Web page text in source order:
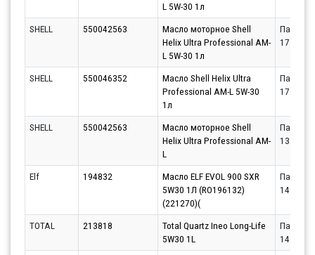
L 5W-30 1л
SHELL 550042563
Масло моторное Shell
Helix Ultra Professional AM-
L 5W-30 1л
Партнёр
SHELL 550046352
Масло Shell Helix Ultra
Professional AM-L 5W-30
1л
Партнёр
SHELL 550042563
Масло моторное Shell
Helix Ultra Professional AM-
L
Партнёр
Elf 194832
Масло ELF EVOL 900 SXR
5W30 1Л (RO196132)
(221270)(
Партнёр
TOTAL 213818
Total Quartz Ineo Long-Life
5W30 1L
Партнёр